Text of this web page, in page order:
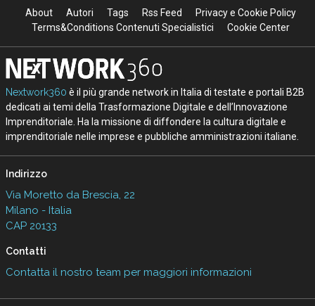
About Autori Tags Rss Feed
Privacy e Cookie Policy
Terms&Conditions Contenuti Specialistici
Cookie Center
Nextwork360 è il più grande network in Italia di testate e portali B2B
dedicati ai temi della Trasformazione Digitale e dell’Innovazione
Imprenditoriale. Ha la missione di diffondere la cultura digitale e
imprenditoriale nelle imprese e pubbliche amministrazioni italiane.
Indirizzo
Via Moretto da Brescia, 22
Milano - Italia
CAP 20133
Contatti
Contatta il nostro team per maggiori informazioni